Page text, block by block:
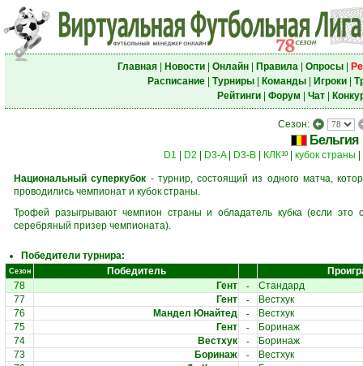
Главная| Новости| Онлайн| Правила| Опросы|
Расписание| Турниры| Команды| Игроки|
Рейтинги| Форум Чат|
Сезон:
Бельгия
D1 D2 D3-A| D3-B| КЛК10| кубок страны
Национальный суперкубок - турнир, состоящий из одного матча,
проводились чемпионат и кубок страны.
Трофей разыгрывают чемпион страны и обладатель кубка (если
серебряный призер чемпионата).
Победители турнира:
Сезон Победитель
78
Гент -
Стандард
77
Гент -
Вестхук
76
Мандел Юнайтед -
Вестхук
75
Гент -
Боринаж
74
Вестхук -
Боринаж
73
Боринаж -
Вестхук